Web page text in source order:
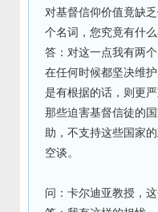
对基督信仰价值竟缺
个名词，您究竟有什么
答：对这一点我有两
在任何时候都坚决维
是有根据的话，则更
那些迫害基督信徒的
助，不支持这些国家
空谈。
问：卡尔迪亚教授，